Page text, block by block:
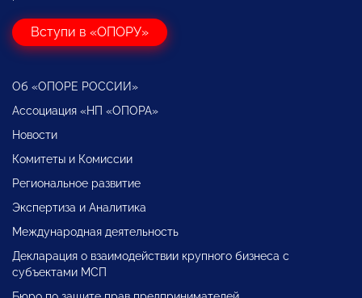
Вступи в «ОПОРУ»
Об «ОПОРЕ РОССИИ»
Ассоциация «НП «ОПОРА»
Новости
Комитеты и Комиссии
Региональное развитие
Экспертиза и Аналитика
Международная деятельность
Декларация о взаимодействии крупного бизнеса с
субъектами МСП